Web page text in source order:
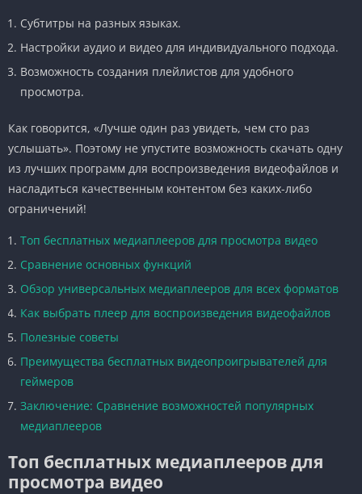
Субтитры на разных языках.
Настройки аудио и видео для индивидуального подхода.
Возможность создания плейлистов для удобного
просмотра.
Как говорится, «Лучше один раз увидеть, чем сто раз
услышать». Поэтому не упустите возможность скачать одну
из лучших программ для воспроизведения видеофайлов и
насладиться качественным контентом без каких-либо
ограничений!
Топ бесплатных медиаплееров для просмотра видео
Сравнение основных функций
Обзор универсальных медиаплееров для всех форматов
Как выбрать плеер для воспроизведения видеофайлов
Полезные советы
Преимущества бесплатных видеопроигрывателей для
геймеров
Заключение: Сравнение возможностей популярных
медиаплееров
Топ бесплатных медиаплееров для
просмотра видео